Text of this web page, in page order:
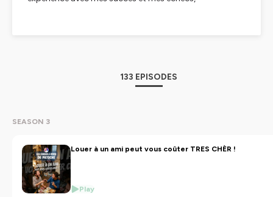
des professionnels de l'habitat (bâtiment,
assureurs...).
J'y délivre des conseils aussi bien pour débuter, par
l'achat de sa RP (résidence principale) que pour monter
une stratégie patrimoniale : les modes d'exploitation
(nu ou meublé), les immeubles de rapport, le déficit
133 EPISODES
SEASON 3
Louer à un ami peut vous coûter TRES CHÈR !
Play